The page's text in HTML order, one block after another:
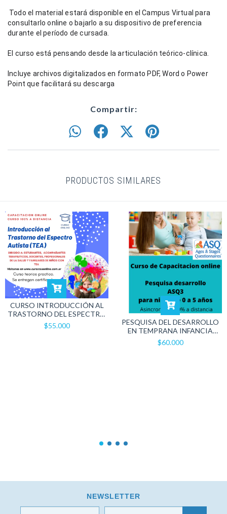
Todo el material estará disponible en el Campus Virtual para
consultarlo online o bajarlo a su dispositivo de preferencia
durante el período de cursada.
El curso está pensando desde la articulación teórico-clínica.
Incluye archivos digitalizados en formato PDF, Word o Power
Point que facilitará su descarga
Compartir:
PRODUCTOS SIMILARES
CURSO INTRODUCCIÓN AL
TRASTORNO DEL ESPECTRO
AUTISTA TEA
$55.000
PESQUISA DEL DESARROLLO
EN TEMPRANA INFANCIA
ASQ 3
$60.000
NEWSLETTER